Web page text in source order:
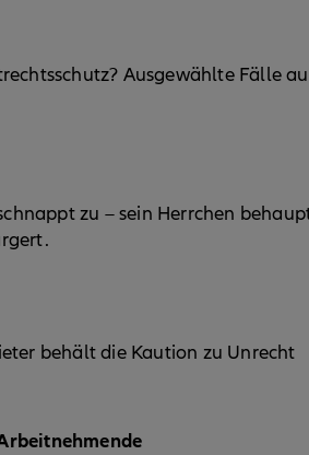
Ausgewählte Fälle
zu – sein Herrchen
behält die Kaution zu Unrecht